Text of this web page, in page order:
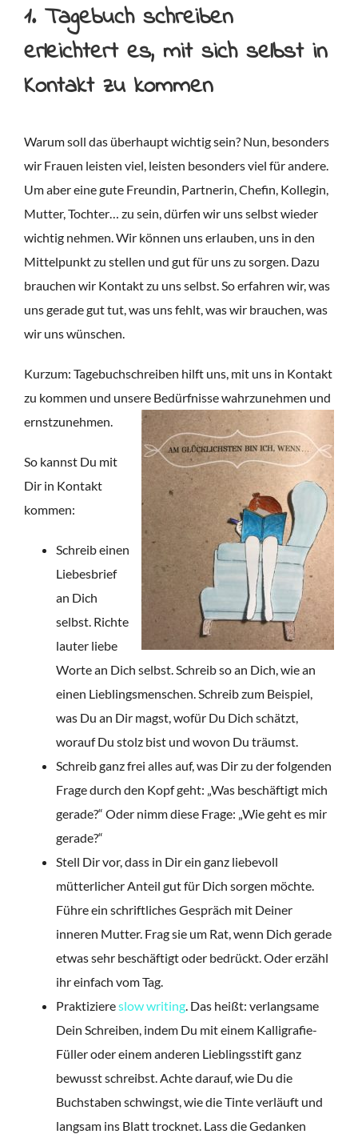
1. Tagebuch schreiben
erleichtert es, mit sich selbst in
Kontakt zu kommen
Warum soll das überhaupt wichtig sein? Nun, besonders
wir Frauen leisten viel, leisten besonders viel für andere.
Um aber eine gute Freundin, Partnerin, Chefin, Kollegin,
Mutter, Tochter… zu sein, dürfen wir uns selbst wieder
wichtig nehmen. Wir können uns erlauben, uns in den
Mittelpunkt zu stellen und gut für uns zu sorgen. Dazu
brauchen wir Kontakt zu uns selbst. So erfahren wir, was
uns gerade gut tut, was uns fehlt, was wir brauchen, was
wir uns wünschen.
Kurzum: Tagebuchschreiben hilft uns, mit uns in Kontakt
zu kommen und unsere Bedürfnisse wahrzunehmen und
ernstzunehmen.
So kannst Du mit
Dir in Kontakt
kommen:
Schreib einen
Liebesbrief
an Dich
selbst. Richte
lauter liebe
Worte an Dich selbst. Schreib so an Dich, wie an
einen Lieblingsmenschen. Schreib zum Beispiel,
was Du an Dir magst, wofür Du Dich schätzt,
worauf Du stolz bist und wovon Du träumst.
Schreib ganz frei alles auf, was Dir zu der folgenden
Frage durch den Kopf geht: „Was beschäftigt mich
gerade?“ Oder nimm diese Frage: „Wie geht es mir
gerade?“
Stell Dir vor, dass in Dir ein ganz liebevoll
mütterlicher Anteil gut für Dich sorgen möchte.
Führe ein schriftliches Gespräch mit Deiner
inneren Mutter. Frag sie um Rat, wenn Dich gerade
etwas sehr beschäftigt oder bedrückt. Oder erzähl
ihr einfach vom Tag.
Praktiziereslow writing. Das heißt: verlangsame
Dein Schreiben, indem Du mit einem Kalligrafie-
Füller oder einem anderen Lieblingsstift ganz
bewusst schreibst. Achte darauf, wie Du die
Buchstaben schwingst, wie die Tinte verläuft und
langsam ins Blatt trocknet. Lass die Gedanken